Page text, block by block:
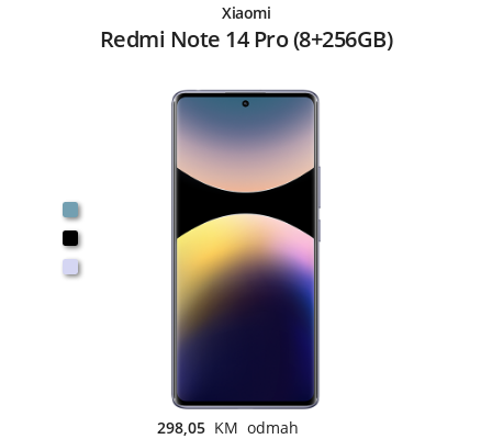
Xiaomi
Redmi Note 14 Pro (8+256GB)
298,05 KM odmah